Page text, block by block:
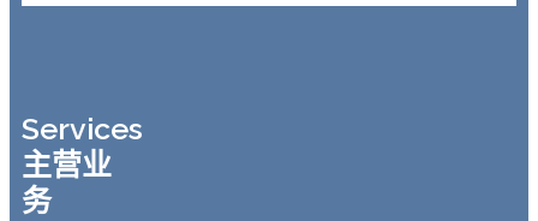
Services
主营业
务